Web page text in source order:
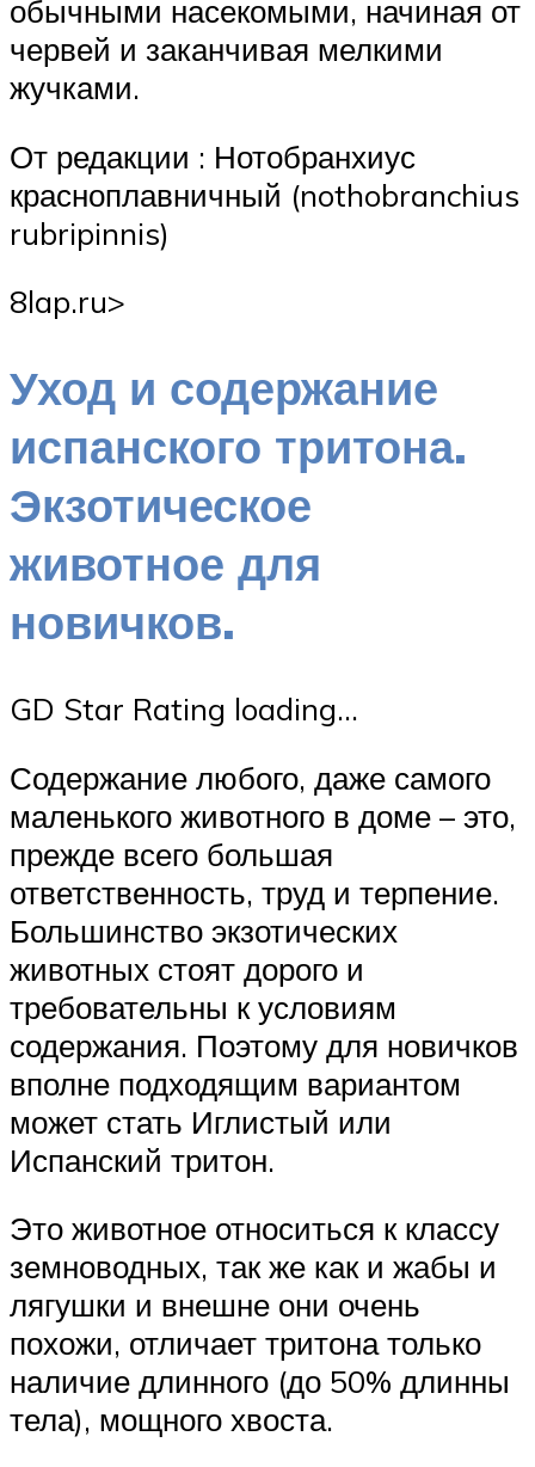
обычными насекомыми, начиная от
червей и заканчивая мелкими
жучками.
От редакции : Нотобранхиус
красноплавничный (nothobranchius
rubripinnis)
8lap.ru⁪>
Уход и содержание
испанского тритона.
Экзотическое
животное для
новичков.
GD Star Rating loading…
Содержание любого, даже самого
маленького животного в доме – это,
прежде всего большая
ответственность, труд и терпение.
Большинство экзотических
животных стоят дорого и
требовательны к условиям
содержания. Поэтому для новичков
вполне подходящим вариантом
может стать Иглистый или
Испанский тритон.
Это животное относиться к классу
земноводных, так же как и жабы и
лягушки и внешне они очень
похожи, отличает тритона только
наличие длинного (до 50% длинны
тела), мощного хвоста.